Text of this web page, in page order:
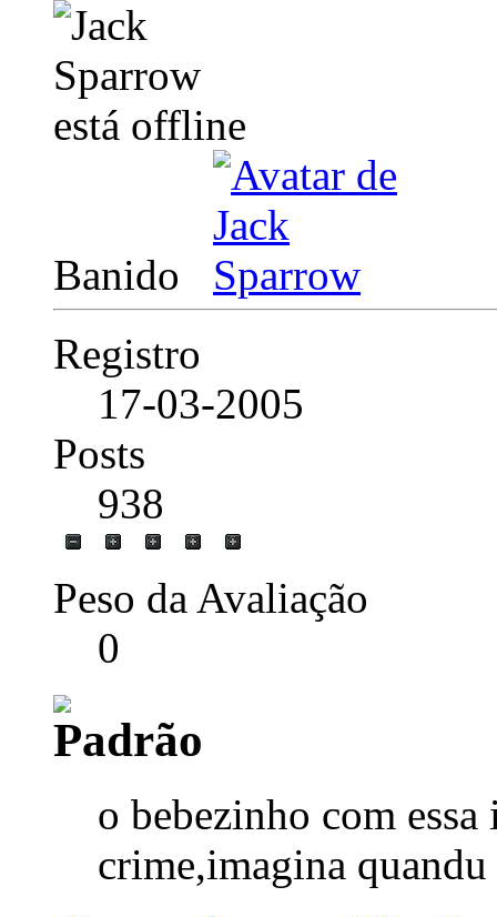
Banido
Registro
17-03-2005
Posts
938
Peso da Avaliação
0
o bebezinho com
crime,imagina